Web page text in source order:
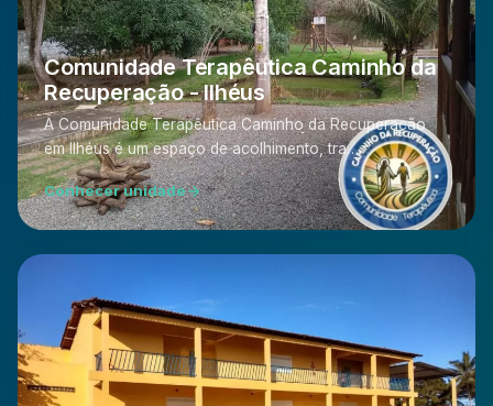
Comunidade Terapêutica Caminho da
Recuperação - Ilhéus
A Comunidade Terapêutica Caminho da Recuperação
em Ilhéus é um espaço de acolhimento, tra…
Conhecer unidade